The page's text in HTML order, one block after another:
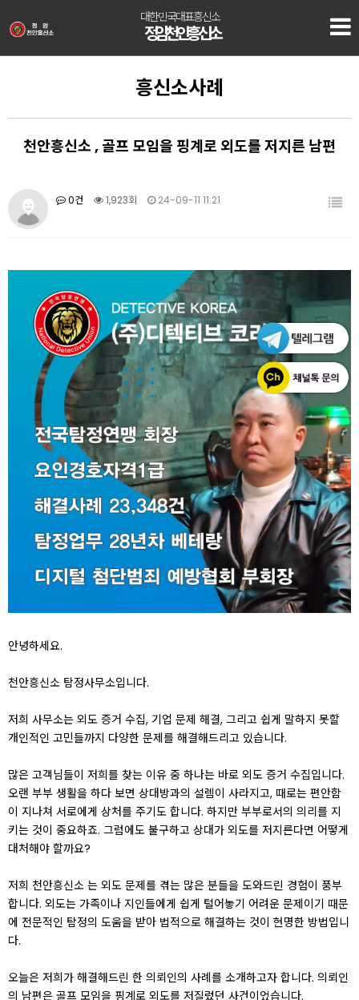
대한민국대표흥신소
정암 천안흥신소
흥신소사례
천안흥신소 , 골프 모임을 핑계로 외도를 저지른 남편
0건 1,923회 24-09-11 11:21
안녕하세요.
천안흥신소 탐정사무소입니다.
저희 사무소는 외도 증거 수집, 기업 문제 해결, 그리고 쉽게 말하지 못할
개인적인 고민들까지 다양한 문제를 해결해드리고 있습니다.
많은 고객님들이 저희를 찾는 이유 중 하나는 바로 외도 증거 수집입니다.
오랜 부부 생활을 하다 보면 상대방과의 설렘이 사라지고, 때로는 편안함
이 지나쳐 서로에게 상처를 주기도 합니다. 하지만 부부로서의 의리를 지
키는 것이 중요하죠. 그럼에도 불구하고 상대가 외도를 저지른다면 어떻게
대처해야 할까요?
저희 천안흥신소 는 외도 문제를 겪는 많은 분들을 도와드린 경험이 풍부
합니다. 외도는 가족이나 지인들에게 쉽게 털어놓기 어려운 문제이기 때문
에 전문적인 탐정의 도움을 받아 법적으로 해결하는 것이 현명한 방법입니
다.
오늘은 저희가 해결해드린 한 의뢰인의 사례를 소개하고자 합니다. 의뢰인
의 남편은 골프 모임을 핑계로 외도를 저질렀던 사건이었습니다.